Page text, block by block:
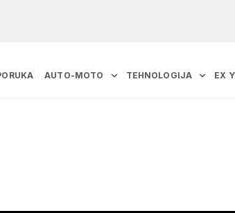
AUTO-MOTO TEHNOLOGIJA EX